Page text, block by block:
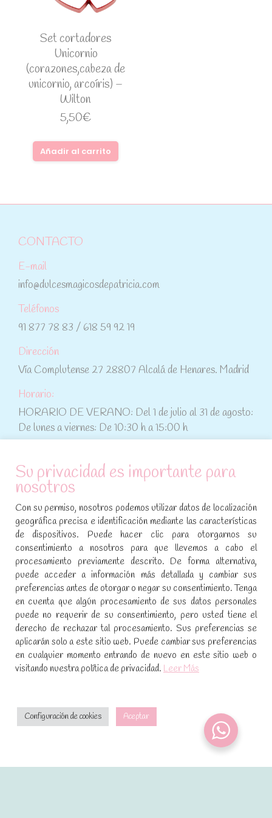
Set cortadores
Unicornio
(corazones,cabeza de
unicornio, arcoíris) –
Wilton
5,50€
Añadir al carrito
CONTACTO
E-mail
info@dulcesmagicosdepatricia.com
Teléfonos
91 877 78 83 / 618 59 92 19
Dirección
Vía Complutense 27 28807 Alcalá de Henares. Madrid
Horario:
HORARIO DE VERANO: Del 1 de julio al 31 de agosto:
De lunes a viernes: De 10:30 h a 15:00 h
ATENCIÓN AL CLIENTE
Condiciones de compra
Aviso legal y política de privacidad
Política de cookies
SÍGUENOS EN REDES SOCIALES
Encuéntranos en:
Facebook
page
opens
in
new
YouTube
page
opens
in
new
Instagram
page
opens
in
new
No te pierdas las promociones y novedades, suscríbete a
nuestra newsletter:
Su privacidad es importante para
nosotros
Con su permiso, nosotros podemos utilizar datos de localización
geográfica precisa e identificación mediante las características
de dispositivos. Puede hacer clic para otorgarnos su
consentimiento a nosotros para que llevemos a cabo el
procesamiento previamente descrito. De forma alternativa,
puede acceder a información más detallada y cambiar sus
preferencias antes de otorgar o negar su consentimiento. Tenga
en cuenta que algún procesamiento de sus datos personales
puede no requerir de su consentimiento, pero usted tiene el
derecho de rechazar tal procesamiento. Sus preferencias se
aplicarán solo a este sitio web. Puede cambiar sus preferencias
en cualquier momento entrando de nuevo en este sitio web o
visitando nuestra política de privacidad. Leer Más
Configuración de cookies Aceptar